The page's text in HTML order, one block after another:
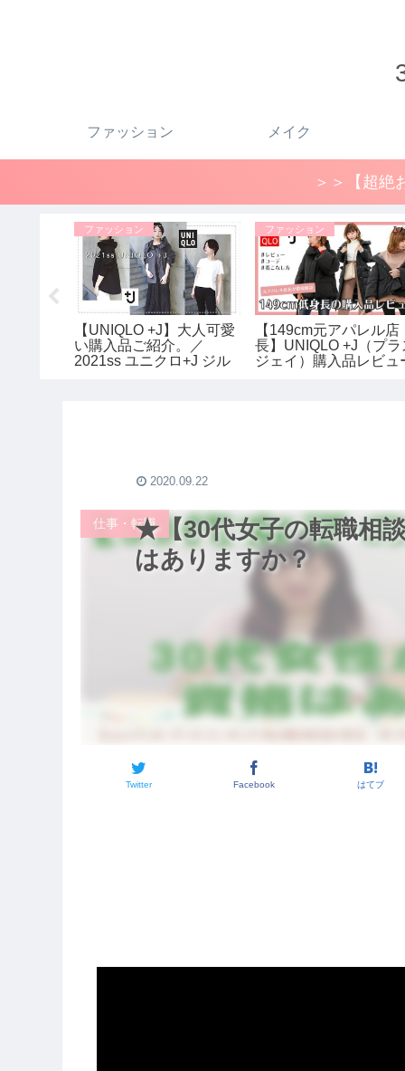
ファッション メイク
＞＞【超絶
ファッション
【UNIQLO +J】大人可愛
い購入品ご紹介。／
2021ss ユニクロ+J ジル
ファッション
【149cm元アパレル店
長】UNIQLO +J（プラ
ジェイ）購入品レビュ
★【30代女子の転職相
はありますか？
仕事・転職
Twitter Facebook はてブ
2020.09.22